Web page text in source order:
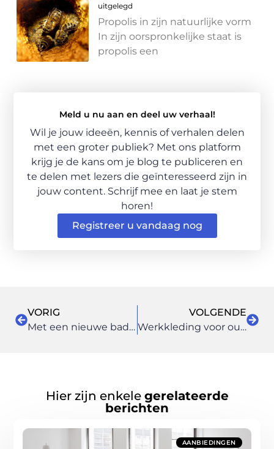
uitgelegd
Propolis in zijn natuurlijke vorm
In zijn oorspronkelijke staat is
propolis een
Meld u nu aan en deel uw verhaal!
Wil je jouw ideeën, kennis of verhalen delen
met een groter publiek? Met ons platform
krijg je de kans om je blog te publiceren en
te delen met lezers die geïnteresseerd zijn in
jouw content. Schrijf mee en laat je stem
horen!
Registreer u vandaag nog
VORIG
Met een nieuwe badkamer ben jij klaar voor de volgende stap!
VOLGENDE
Werkkleding voor outdoor enthousiastelingen
Hier zijn enkele gerelateerde
berichten
AANBIEDINGEN